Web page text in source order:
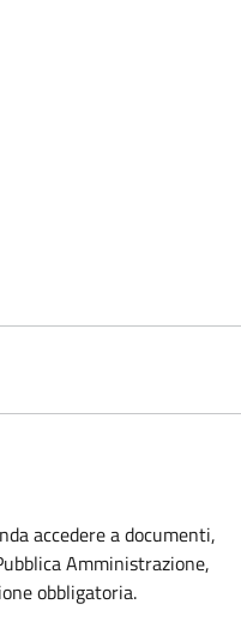
accedere a documenti,
Amministrazione,
obbligatoria.